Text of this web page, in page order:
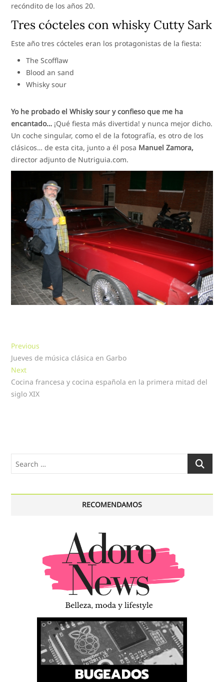
recóndito de los años 20.
Tres cócteles con whisky Cutty Sark
Este año tres cócteles eran los protagonistas de la fiesta:
The Scofflaw
Blood an sand
Whisky sour
Yo he probado el Whisky sour y confieso que me ha
encantado… ¡Qué fiesta más divertida! y nunca mejor dicho.
Un coche singular, como el de la fotografía, es otro de los
clásicos… de esta cita, junto a él posa Manuel Zamora,
director adjunto de Nutriguia.com.
Navegación
de
entradas
Previous
post:
Jueves de música clásica en Garbo
NextNext
post:
Cocina francesa y cocina española en la primera mitad del
siglo XIX
Search
…
RECOMENDAMOS